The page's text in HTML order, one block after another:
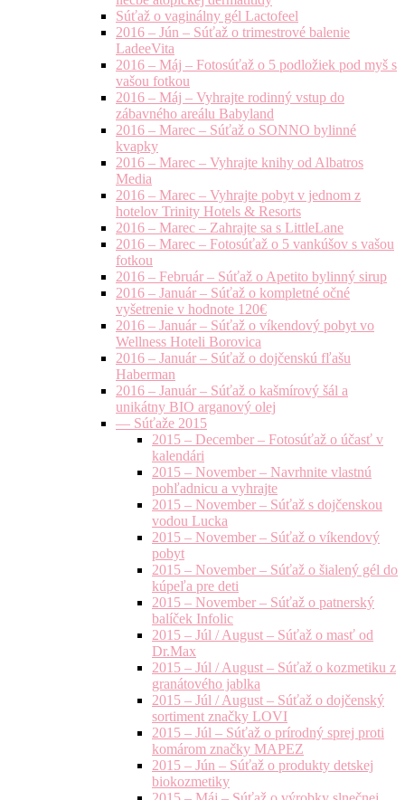
Súťaž o vaginálny gél Lactofeel
2016 – Jún – Súťaž o trimestrové balenie
LadeeVita
2016 – Máj – Fotosúťaž o 5 podložiek pod myš s
vašou fotkou
2016 – Máj – Vyhrajte rodinný vstup do
zábavného areálu Babyland
2016 – Marec – Súťaž o SONNO bylinné
kvapky
2016 – Marec – Vyhrajte knihy od Albatros
Media
2016 – Marec – Vyhrajte pobyt v jednom z
hotelov Trinity Hotels & Resorts
2016 – Marec – Zahrajte sa s LittleLane
2016 – Marec – Fotosúťaž o 5 vankúšov s vašou
fotkou
2016 – Február – Súťaž o Apetito bylinný sirup
2016 – Január – Súťaž o kompletné očné
vyšetrenie v hodnote 120€
2016 – Január – Súťaž o víkendový pobyt vo
Wellness Hoteli Borovica
2016 – Január – Súťaž o dojčenskú fľašu
Haberman
2016 – Január – Súťaž o kašmírový šál a
unikátny BIO arganový olej
— Súťaže 2015
2015 – December – Fotosúťaž o účasť v
kalendári
2015 – November – Navrhnite vlastnú
pohľadnicu a vyhrajte
2015 – November – Súťaž s dojčenskou
vodou Lucka
2015 – November – Súťaž o víkendový
pobyt
2015 – November – Súťaž o šialený gél do
kúpeľa pre deti
2015 – November – Súťaž o patnerský
balíček Infolic
2015 – Júl / August – Súťaž o masť od
Dr.Max
2015 – Júl / August – Súťaž o kozmetiku z
granátového jablka
2015 – Júl / August – Súťaž o dojčenský
sortiment značky LOVI
2015 – Júl – Súťaž o prírodný sprej proti
komárom značky MAPEZ
2015 – Jún – Súťaž o produkty detskej
biokozmetiky